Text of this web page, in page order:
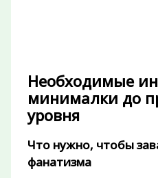
Необходимые
минималки до
уровня
Что нужно, чтобы
фанатизма